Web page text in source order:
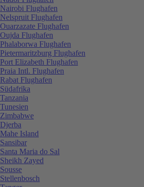
Nairobi Flughafen
Nelspruit Flughafen
Ouarzazate Flughafen
Oujda Flughafen
Phalaborwa Flughafen
Pietermaritzburg Flughafen
Port Elizabeth Flughafen
Praia Intl. Flughafen
Rabat Flughafen
Südafrika
Tanzania
Tunesien
Zimbabwe
Djerba
Mahe Island
Sansibar
Santa Maria do Sal
Sheikh Zayed
Sousse
Stellenbosch